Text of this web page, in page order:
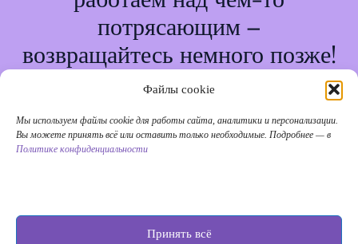
Файлы cookie
Мы используем файлы cookie для работы сайта, аналитики и персонализации.
Вы можете принять всё или оставить только необходимые. Подробнее — в
Политике конфиденциальности
Принять всё
потрясающим –
возвращайтесь немного позже!